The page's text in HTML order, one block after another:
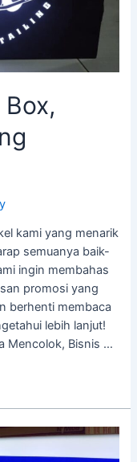
kami yang menarik
semuanya baik-
ingin membahas
promosi yang
berhenti membaca
lebih lanjut!
Mencolok, Bisnis …